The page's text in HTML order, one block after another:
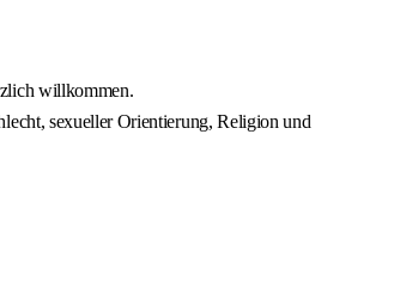
willkommen.
sexueller Orientierung, Religion und